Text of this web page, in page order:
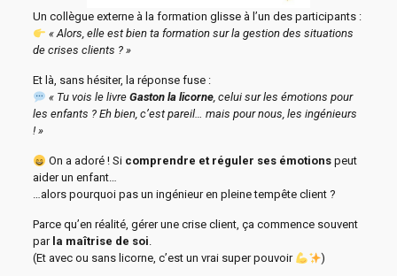
Un collègue externe à la formation glisse à l’un des participants :
« Alors, elle est bien ta formation sur la gestion des situations
de crises clients ? »
Et là, sans hésiter, la réponse fuse :
« Tu vois le livre Gaston la licorne, celui sur les émotions pour
les enfants ? Eh bien, c’est pareil… mais pour nous, les ingénieurs
! »
On a adoré ! Si comprendre et réguler ses émotionspeut
aider un enfant…
…alors pourquoi pas un ingénieur en pleine tempête client ?
Parce qu’en réalité, gérer une crise client, ça commence souvent
par la maîtrise de soi.
(Et avec ou sans licorne, c’est un vrai super pouvoir
)